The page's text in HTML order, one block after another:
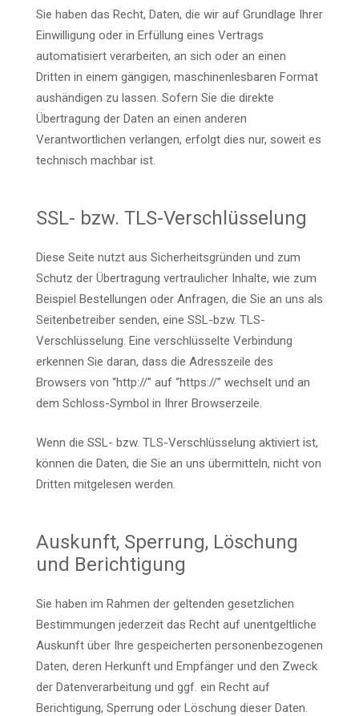
Sie haben das Recht, Daten, die wir auf Grundlage Ihrer
Einwilligung oder in Erfüllung eines Vertrags
automatisiert verarbeiten, an sich oder an einen
Dritten in einem gängigen, maschinenlesbaren Format
aushändigen zu lassen. Sofern Sie die direkte
Übertragung der Daten an einen anderen
Verantwortlichen verlangen, erfolgt dies nur, soweit es
technisch machbar ist.
SSL- bzw. TLS-Verschlüsselung
Diese Seite nutzt aus Sicherheitsgründen und zum
Schutz der Übertragung vertraulicher Inhalte, wie zum
Beispiel Bestellungen oder Anfragen, die Sie an uns als
Seitenbetreiber senden, eine SSL-bzw. TLS-
Verschlüsselung. Eine verschlüsselte Verbindung
erkennen Sie daran, dass die Adresszeile des
Browsers von “http://” auf “https://” wechselt und an
dem Schloss-Symbol in Ihrer Browserzeile.
Wenn die SSL- bzw. TLS-Verschlüsselung aktiviert ist,
können die Daten, die Sie an uns übermitteln, nicht von
Dritten mitgelesen werden.
Auskunft, Sperrung, Löschung
und Berichtigung
Sie haben im Rahmen der geltenden gesetzlichen
Bestimmungen jederzeit das Recht auf unentgeltliche
Auskunft über Ihre gespeicherten personenbezogenen
Daten, deren Herkunft und Empfänger und den Zweck
der Datenverarbeitung und ggf. ein Recht auf
Berichtigung, Sperrung oder Löschung dieser Daten.